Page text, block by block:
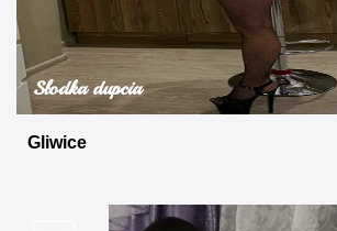
Słodka dupcia
Gliwice